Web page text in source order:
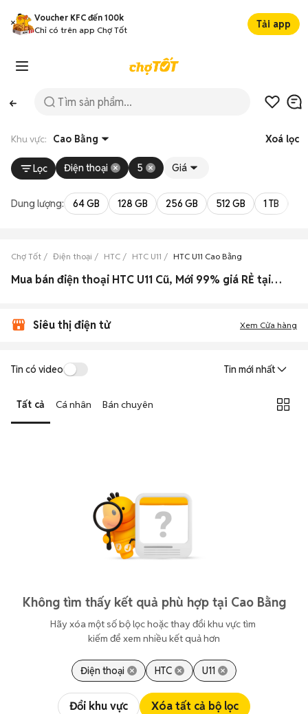
Voucher KFC đến 100k
Chỉ có trên app Chợ Tốt
Tải app
Khu vực: Cao Bằng Xoá lọc
Lọc Điện thoại 5 Giá
Dung lượng: 64 GB 128 GB 256 GB 512 GB 1 TB
Chợ Tốt Điện thoại HTC HTC U11 HTC U11 Cao Bằng
Mua bán điện thoại HTC U11 Cũ, Mới 99% giá RẺ tại Cao Bằng
Siêu thị điện tử Xem Cửa hàng
Tin có video Tin mới nhất
Tất cả Cá nhân Bán chuyên
Không tìm thấy kết quả phù hợp tại Cao Bằng
Hãy xóa một số bộ lọc hoặc thay đổi khu vực tìm
kiếm để xem nhiều kết quả hơn
Điện thoại HTC U11
Đổi khu vực Xóa tất cả bộ lọc